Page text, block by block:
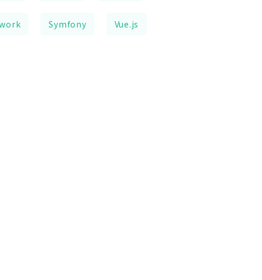
Symfony Vue.js